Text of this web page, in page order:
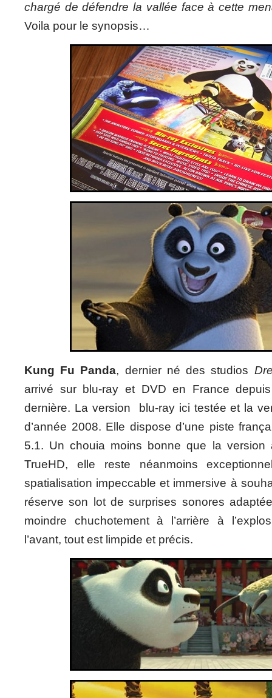
chargé de défendre la vallée face à cette
Voila pour le synopsis…
Kung Fu Panda, dernier né des studios
arrivé sur blu-ray et DVD en France
dernière. La version blu-ray ici testée et la
d’année 2008. Elle dispose d’une piste
5.1. Un chouia moins bonne que la version
TrueHD, elle reste néanmoins
spatialisation impeccable et immersive à
réserve son lot de surprises sonores
moindre chuchotement à l’arrière à
l’avant, tout est limpide et précis.